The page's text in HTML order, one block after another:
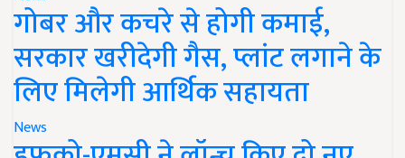
गोबर और कचरे से होगी कमाई,
सरकार खरीदेगी गैस, प्लांट लगाने के
लिए मिलेगी आर्थिक सहायता
News